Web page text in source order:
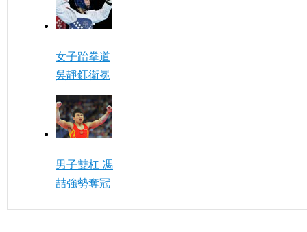
女子跆拳道
吳靜鈺衛冕
男子雙杠 馮
喆強勢奪冠